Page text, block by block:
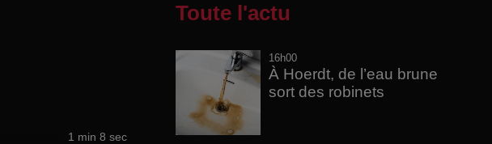
1 min 8 sec
Toute l'actu
16h00
À Hoerdt, de l’eau brune
sort des robinets